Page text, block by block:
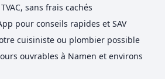
sans frais cachés
pour conseils rapides et SAV
cuisiniste ou plombier possible
ouvrables à Namen et environs